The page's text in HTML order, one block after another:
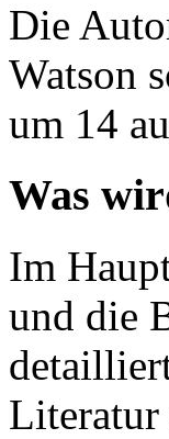
Die
Watson
um 14
Was
Im
und die
Literatur